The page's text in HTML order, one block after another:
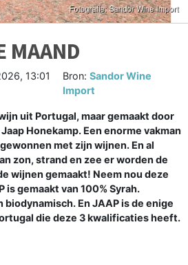
MAAND
13:01
Bron: Sandor Wine
Import
uit Portugal, maar gemaakt door
Honekamp. Een enorme vakman
met zijn wijnen. En al
zon, strand en zee er worden de
wijnen gemaakt! Neem nou deze
is gemaakt van 100% Syrah.
En JAAP is de enige
die deze 3 kwalificaties heeft.